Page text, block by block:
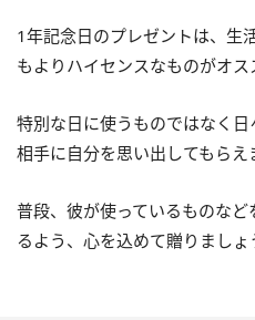
1年記念日のプレゼントは、生
もよりハイセンスなものがオス
特別な日に使うものではなく
相手に自分を思い出してもらえ
普段、彼が使っているものな
るよう、心を込めて贈りましょ